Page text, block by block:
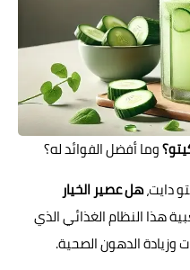
وما أفضل الفوائد له؟
دايت،هل عصير الخيار
هذا النظام الغذائي الذي
وزيادة الدهون الصحية.